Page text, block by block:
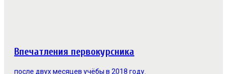
Впечатления первокурсника
после двух месяцев учёбы в 2018 году.